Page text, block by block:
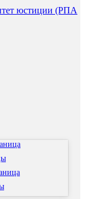
юстиции (РПА